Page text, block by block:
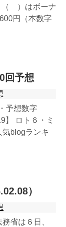
）はボーナ
円（本数字
回予想
予想数字
ロト６・ミ
気blogランキ
）
省は６日、